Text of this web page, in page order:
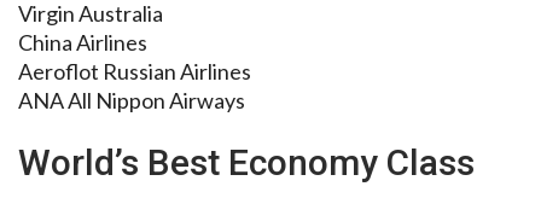
Virgin Australia
China Airlines
Aeroflot Russian Airlines
ANA All Nippon Airways
World’s Best Economy Class